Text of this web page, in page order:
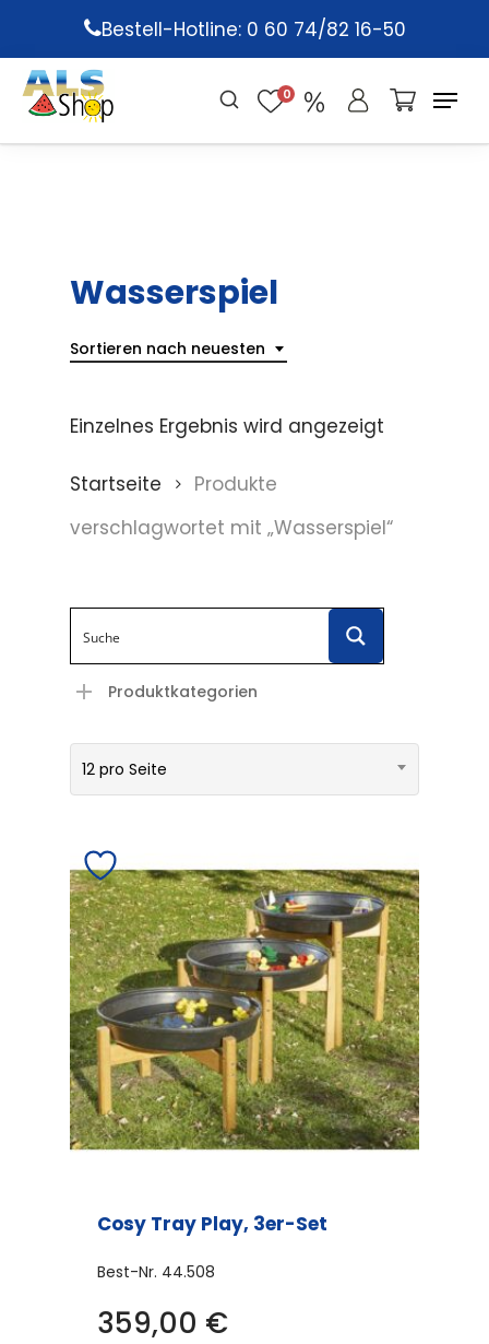
main
content
Bestell-Hotline: 0 60 74/82 16-50
0
Wasserspiel
Sortieren nach neuesten
Einzelnes Ergebnis wird angezeigt
Startseite
Produkte
verschlagwortet mit „Wasserspiel“
Produktkategorien
12 pro Seite
Cosy Tray Play, 3er-Set
Best-Nr. 44.508
359,00 €